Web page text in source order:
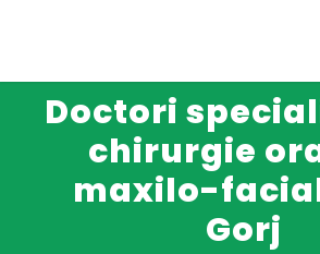
Doctori
chirurgie
maxilo-
Gorj